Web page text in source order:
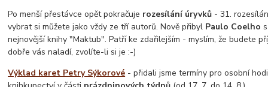
Po menší přestávce opět pokračuje rozesílání úryvků - 31.
vybrat si můžete jako vždy ze tří autorů. Nově přibyl Paulo Coelho
nejnovější knihy "Maktub". Patří ke zdařilejším - myslím, že budete
dobře vás naladí, zvolíte-li si je :-)
Výklad karet Petry Sýkorové - přidali jsme termíny pro osobní